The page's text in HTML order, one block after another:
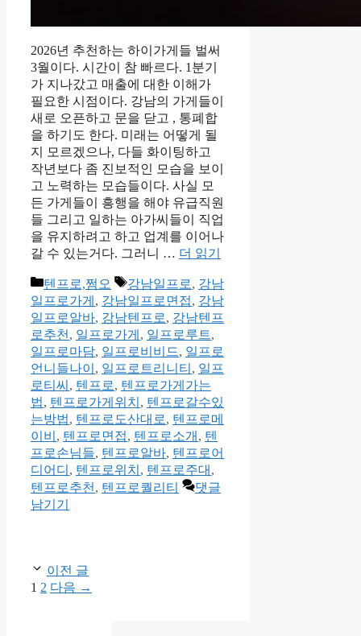
2026년 추천하는 하이가게들 벌써
3월이다. 시간이 참 빠르다. 1분기
가 지나갔고 매출에 대한 이해가
필요한 시점이다. 강남의 가게들이
새로 오픈하고 문을 닫고 , 통폐합
을 하기도 한다. 미래는 어떻게 될
지 모르겠으나, 다들 화이팅하고
작년보다 좀 진보적인 모습을 보이
고 노력하는 모습들이다. 사실 모
든 가게들이 흥행을 해야 유급직원
들 그리고 일하는 아가씨들이 직업
을 유지하려고 하고 업계를 이어나
갈 수 있는거다. 그러니 … 더 읽기
카
테
고
리
텐프로,쩜오
태
그
강남일프로, 강남
일프로가게 , 강남일프로면접, 강남
일프로알바, 강남텐프로, 강남텐프
로추천 , 일프로가게 , 일프로루트,
일프로마담, 일프로비비드, 일프로
언니들나이 , 일프로트리니티 , 일프
로티씨 , 텐프로, 텐프로가게가는
법, 텐프로가게위치 , 텐프로갈수있
는방법, 텐프로도산대로, 텐프로메
이비 , 텐프로면접, 텐프로소개 , 텐
프로손님들, 텐프로알바, 텐프로어
디어디 , 텐프로위치 , 텐프로주대 ,
텐프로추천 , 텐프로퀄리티
댓글
남기기
이전 글
페
1 페
2 다음 →